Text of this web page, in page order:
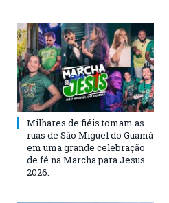
Milhares de fiéis tomam as
ruas de São Miguel do Guamá
em uma grande celebração
de fé na Marcha para Jesus
2026.